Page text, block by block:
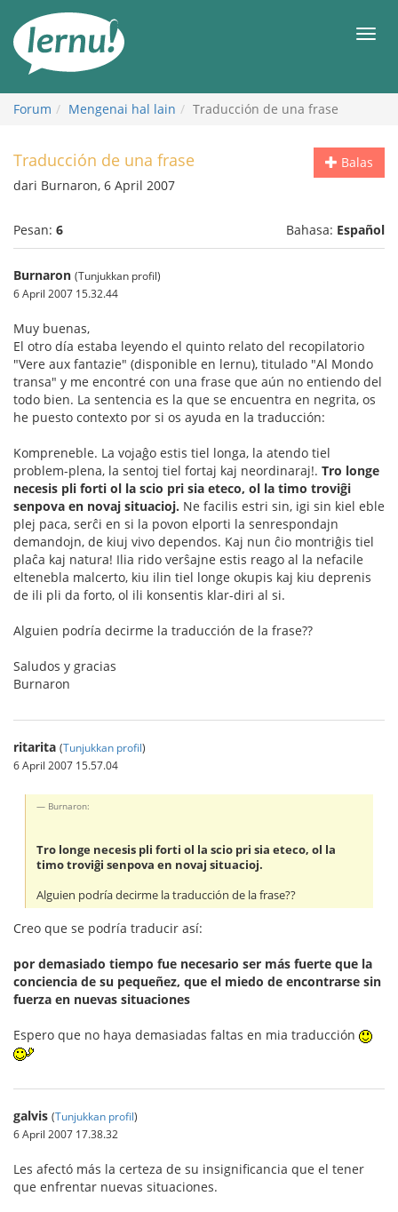
daftar
Forum Mengenai hal lain Traducción de una frase
Balas
Traducción de una frase
dari Burnaron, 6 April 2007
Pesan: 6 Bahasa: Español
Burnaron (Tunjukkan profil)
6 April 2007 15.32.44
Muy buenas,
El otro día estaba leyendo el quinto relato del recopilatorio
"Vere aux fantazie" (disponible en lernu), titulado "Al Mondo
transa" y me encontré con una frase que aún no entiendo del
todo bien. La sentencia es la que se encuentra en negrita, os
he puesto contexto por si os ayuda en la traducción:
Kompreneble. La vojaĝo estis tiel longa, la atendo tiel
problem-plena, la sentoj tiel fortaj kaj neordinaraj!. Tro longe
necesis pli forti ol la scio pri sia eteco, ol la timo troviĝi
senpova en novaj situacioj. Ne facilis estri sin, igi sin kiel eble
plej paca, serĉi en si la povon elporti la senrespondajn
demandojn, de kiuj vivo dependos. Kaj nun ĉio montriĝis tiel
plaĉa kaj natura! Ilia rido verŝajne estis reago al la nefacile
eltenebla malcerto, kiu ilin tiel longe okupis kaj kiu deprenis
de ili pli da forto, ol ili konsentis klar-diri al si.
Alguien podría decirme la traducción de la frase??
Saludos y gracias
Burnaron
ritarita (Tunjukkan profil)
6 April 2007 15.57.04
Burnaron:
Tro longe necesis pli forti ol la scio pri sia eteco, ol la
timo troviĝi senpova en novaj situacioj.
Alguien podría decirme la traducción de la frase??
Creo que se podría traducir así:
por demasiado tiempo fue necesario ser más fuerte que la
conciencia de su pequeñez, que el miedo de encontrarse sin
fuerza en nuevas situaciones
Espero que no haya demasiadas faltas en mia traducción
galvis (Tunjukkan profil)
6 April 2007 17.38.32
Les afectó más la certeza de su insignificancia que el tener
que enfrentar nuevas situaciones.